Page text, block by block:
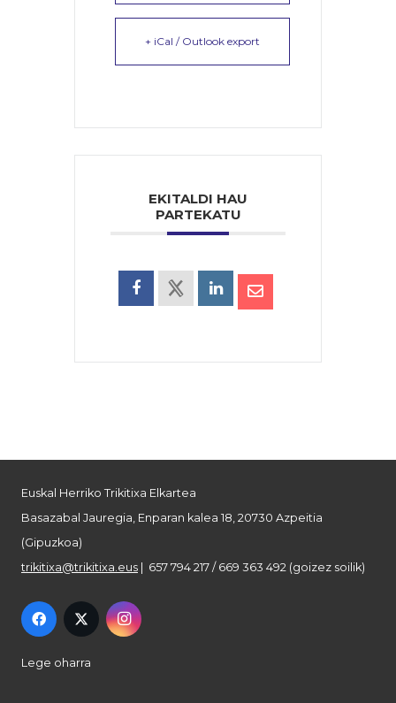
+ iCal / Outlook export
EKITALDI HAU
PARTEKATU
Euskal Herriko Trikitixa Elkartea
Basazabal Jauregia, Enparan kalea 18, 20730 Azpeitia
(Gipuzkoa)
trikitixa@trikitixa.eus | 657 794 217 / 669 363 492 (goizez soilik)
Lege oharra